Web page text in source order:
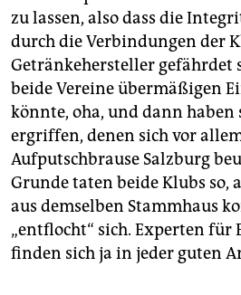
zu lassen, also dass die
durch die Verbindungen der
Getränkehersteller gefährdet
beide Vereine übermäßigen
könnte, oha, und dann haben
ergriffen, denen sich vor
Aufputschbrause Salzburg
Grunde taten beide Klubs so,
aus demselben Stammhaus
„entflocht“ sich. Experten für
finden sich ja in jeder guten